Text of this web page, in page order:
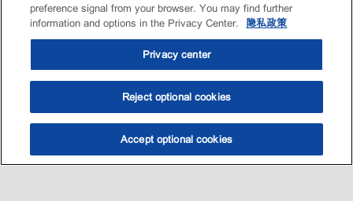
选油助手 查找门店
preference signal from your browser. You may find further
information and options in the Privacy Center.
隐私政策
Privacy center
Reject optional cookies
Accept optional cookies